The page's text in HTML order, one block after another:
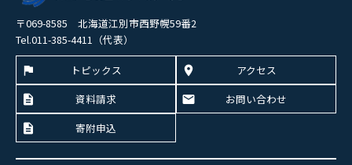
〒069-8585 北海道江別市西野幌59番2
Tel.011-385-4411（代表）
トピックス
アクセス
資料請求
お問い合わせ
寄附申込